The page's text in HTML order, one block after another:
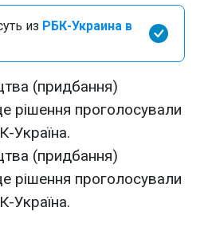
из РБК-Украина в
(придбання)
рішення проголосували
Україна.
(придбання)
рішення проголосували
Україна.